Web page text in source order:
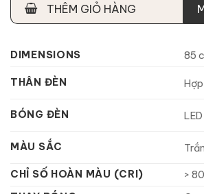
THÊM GIỎ HÀNG
DIMENSIONS 85
THÂN ĐÈN
BÓNG ĐÈN
MÀU SẮC
CHỈ SỐ HOÀN MÀU (CRI)
> 80